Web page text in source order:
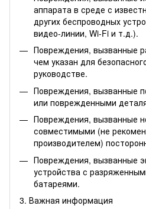
аппарата в среде с
других беспроводных
видео-линии, Wi-Fi и т.д.).
Повреждения, вызванные
чем указан для
руководстве.
Повреждения, вызванные
или поврежденными
Повреждения, вызванные
совместимыми (не
производителем)
Повреждения, вызванные
устройства с
батареями.
3. Важная информация